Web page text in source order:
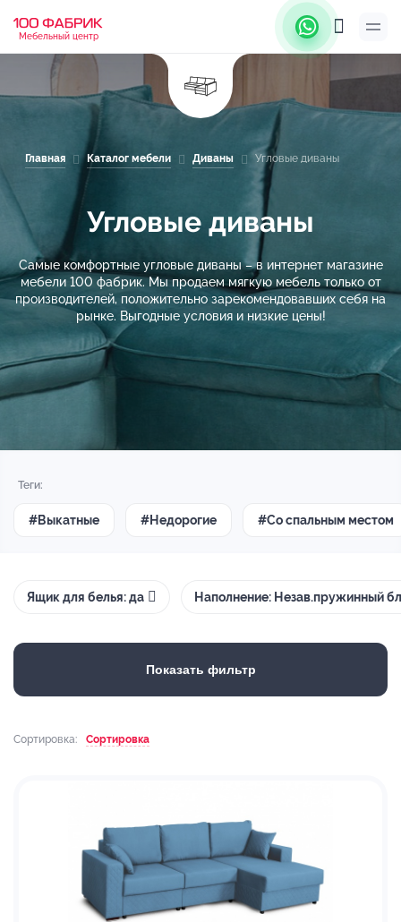
Мебельный центр
Главная Каталог мебели Диваны Угловые диваны
Угловые диваны
Самые комфортные угловые диваны – в интернет магазине
мебели 100 фабрик. Мы продаем мягкую мебель только от
производителей, положительно зарекомендовавших себя на
рынке. Выгодные условия и низкие цены!
Теги:
#Выкатные #Недорогие #Со спальным местом
Ящик для белья: да Наполнение: Незав.пружинный
Показать фильтр
Сортировка: Сортировка